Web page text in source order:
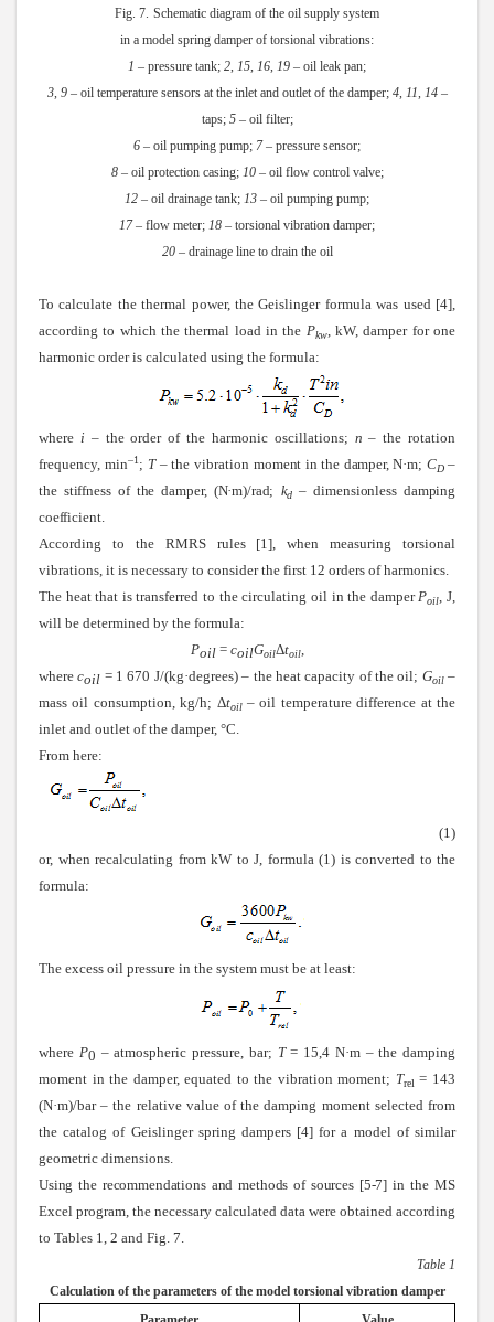
Fig. 7. Schematic diagram of the oil supply system
in a model spring damper of torsional vibrations:
1 – pressure tank; 2, 15, 16, 19 – oil leak pan;
3, 9– oil temperature sensors at the inlet and outlet of the damper; 4, 11, 14–
taps; 5– oil filter;
6 – oil pumping pump; 7– pressure sensor;
8– oil protection casing; 10– oil flow control valve;
12 – oil drainage tank; 13 – oil pumping pump;
17– flow meter; 18 – torsional vibration damper;
20– drainage line to drain the oil
To calculate the thermal power, the Geislinger formula was used [4],
according to which the thermal load in the Pkw, kW, damper for one
harmonic order is calculated using the formula:
where i – the order of the harmonic oscillations; n – the rotation
frequency, min–1; T– the vibrationmoment in the damper, N·m; CD–
the stiffness of the damper, (N·m)/rad; kd – dimensionless damping
coefficient.
According to the RMRS rules [1], when measuring torsional
vibrations, it is necessary to consider the first 12 orders of harmonics.
The heat that is transferred to the circulating oil in the damperPoil, J,
will be determined by the formula:
Рoil= сoilGoilΔtoil,
whereсoil = 1 670 J/(kg·degrees) – the heat capacity of the oil; Goil –
mass oil consumption, kg/h; Δtoil – oil temperature difference at the
inlet and outlet of the damper, °C.
From here:
(1)
or, when recalculating from kW to J, formula (1) is converted to the
formula:
The excess oil pressure in the system must be at least:
where Р0 – atmospheric pressure, bar; Т= 15,4 N·m – the damping
moment in the damper, equated to the vibration moment; Trel = 143
(N·m)/bar – the relative value of the damping moment selected from
the catalog of Geislinger spring dampers [4] for a model of similar
geometric dimensions.
Using the recommendations and methods of sources [5-7] in the MS
Excel program, the necessary calculated data were obtained according
to Tables 1, 2 and Fig. 7.
Table 1
Calculation of the parameters of the model torsional vibration damper